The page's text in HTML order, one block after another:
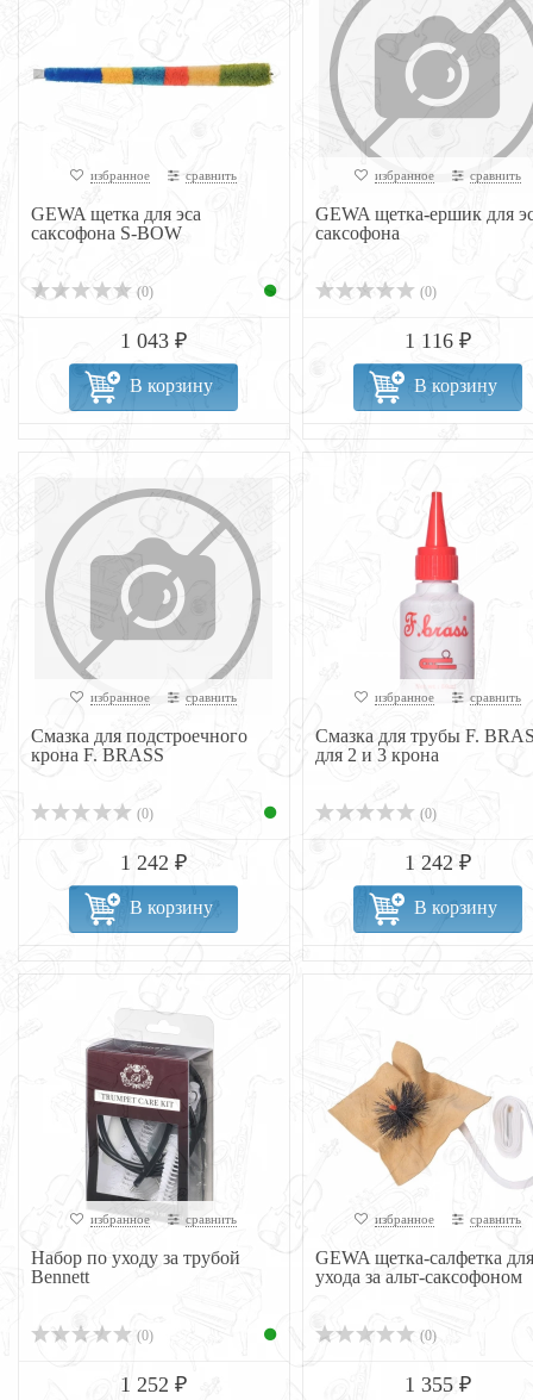
избранное сравнить
GEWA щетка для эса
саксофона S-BOW
(0)
1 043 ₽
В корзину
избранное сравнить
GEWA щетка-ершик для
саксофона
(0)
1 116 ₽
В корзину
избранное сравнить
Смазка для подстроечного
крона F. BRASS
(0)
1 242 ₽
В корзину
избранное сравнить
Смазка для трубы F.
для 2 и 3 крона
(0)
1 242 ₽
В корзину
избранное сравнить
Набор по уходу за трубой
Bennett
(0)
1 252 ₽
избранное сравнить
GEWA щетка-салфетка для
ухода за альт-саксофоном
(0)
1 355 ₽